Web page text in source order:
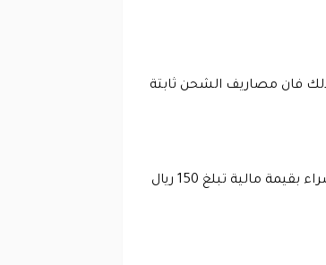
ذلك فان مصاريف الشحن ثابتة
في حالة إن كنت ترغب في الحصول على الشحن المجاني من متجر ميلانو عند عملية الشراء فيمكنك ذلك في حالة اذا قمت بالشراء بقيمة مالية تبلغ 150 ريال